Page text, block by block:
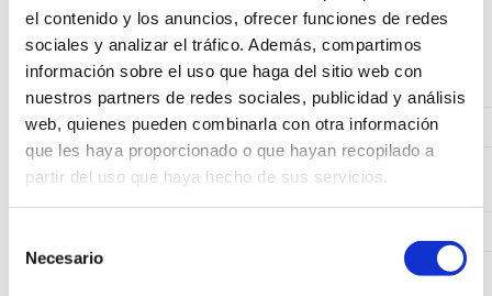
el contenido y los anuncios, ofrecer funciones de redes
sociales y analizar el tráfico. Además, compartimos
información sobre el uso que haga del sitio web con
nuestros partners de redes sociales, publicidad y análisis
web, quienes pueden combinarla con otra información
que les haya proporcionado o que hayan recopilado a
partir del uso que haya hecho de sus servicios.
Necesario
PHPSESSID Sesión Propia
Cookieaccept Técnica Propia